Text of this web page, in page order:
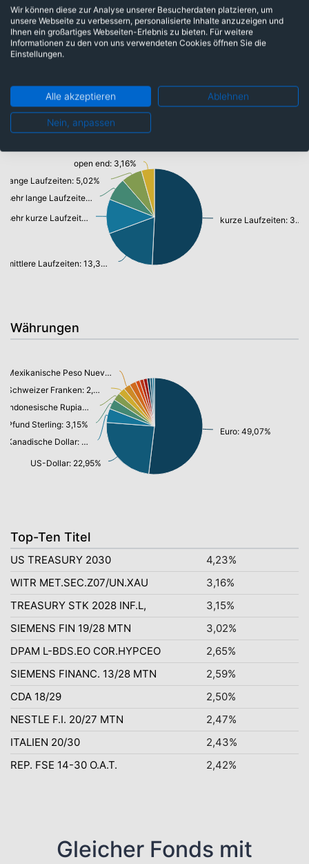
Unternehmensanleihen: 21,02%
Laufzeiten
kurze Laufzeiten: 36,53%
mittlere Laufzeiten: 13,39%
sehr kurze Laufzeiten: 8,33%
sehr lange Laufzeiten: 5,53%
lange Laufzeiten: 5,02%
open end: 3,16%
Währungen
Euro: 49,07%
US-Dollar: 22,95%
Kanadische Dollar: 4,43%
Pfund Sterling: 3,15%
Indonesische Rupiah: 2,41%
Schweizer Franken: 2,24%
Mexikanische Peso Nuevo: 2,15%
Top-Ten Titel
US TREASURY 2030
4,23%
WITR MET.SEC.Z07/UN.XAU
3,16%
TREASURY STK 2028 INF.L,
3,15%
SIEMENS FIN 19/28 MTN
3,02%
DPAM L-BDS.EO COR.HYPCEO
2,65%
SIEMENS FINANC. 13/28 MTN
2,59%
CDA 18/29
2,50%
NESTLE F.I. 20/27 MTN
2,47%
ITALIEN 20/30
2,43%
REP. FSE 14-30 O.A.T.
2,42%
Gleicher Fonds mit
Wir können diese zur Analyse unserer Besucherdaten platzieren, um
unsere Webseite zu verbessern, personalisierte Inhalte anzuzeigen und
Ihnen ein großartiges Webseiten-Erlebnis zu bieten. Für weitere
Informationen zu den von uns verwendeten Cookies öffnen Sie die
Einstellungen.
Alle akzeptieren Ablehnen
Nein, anpassen